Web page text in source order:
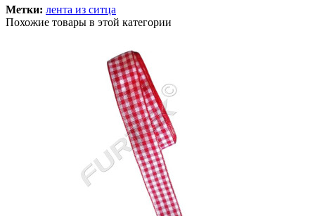
Метки: лента из ситца
Похожие товары в этой категории